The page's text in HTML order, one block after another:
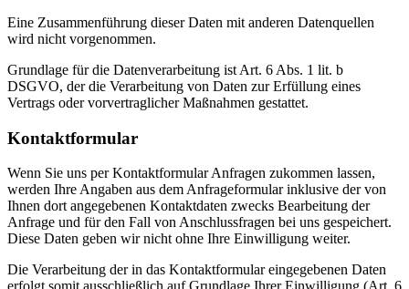
Eine Zusammenführung dieser Daten mit anderen Datenquellen
wird nicht vorgenommen.
Grundlage für die Datenverarbeitung ist Art. 6 Abs. 1 lit. b
DSGVO, der die Verarbeitung von Daten zur Erfüllung eines
Vertrags oder vorvertraglicher Maßnahmen gestattet.
Kontaktformular
Wenn Sie uns per Kontaktformular Anfragen zukommen lassen,
werden Ihre Angaben aus dem Anfrageformular inklusive der von
Ihnen dort angegebenen Kontaktdaten zwecks Bearbeitung der
Anfrage und für den Fall von Anschlussfragen bei uns gespeichert.
Diese Daten geben wir nicht ohne Ihre Einwilligung weiter.
Die Verarbeitung der in das Kontaktformular eingegebenen Daten